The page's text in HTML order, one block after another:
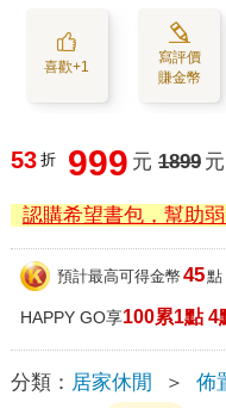
喜歡+1
寫評價
賺金幣
53 折 999 元 1899 元
認購希望書包，幫助
預計最高可得金幣 45點
HAPPY GO享100累1點 4
分類： 居家休閒 ＞ 佈